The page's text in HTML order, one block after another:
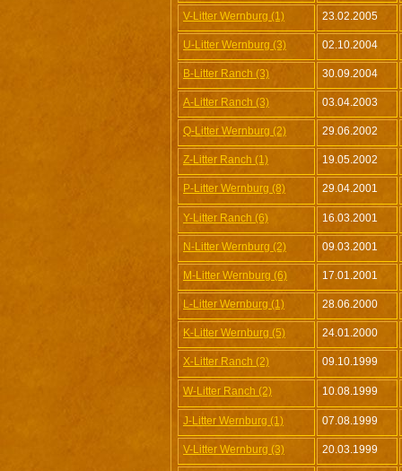
V-Litter Wernburg (1) 23.02.2005
U-Litter Wernburg (3) 02.10.2004
B-Litter Ranch (3) 30.09.2004
A-Litter Ranch (3) 03.04.2003
Q-Litter Wernburg (2) 29.06.2002
Z-Litter Ranch (1) 19.05.2002
P-Litter Wernburg (8) 29.04.2001
Y-Litter Ranch (6) 16.03.2001
N-Litter Wernburg (2) 09.03.2001
M-Litter Wernburg (6) 17.01.2001
L-Litter Wernburg (1) 28.06.2000
K-Litter Wernburg (5) 24.01.2000
X-Litter Ranch (2) 09.10.1999
W-Litter Ranch (2) 10.08.1999
J-Litter Wernburg (1) 07.08.1999
V-Litter Wernburg (3) 20.03.1999